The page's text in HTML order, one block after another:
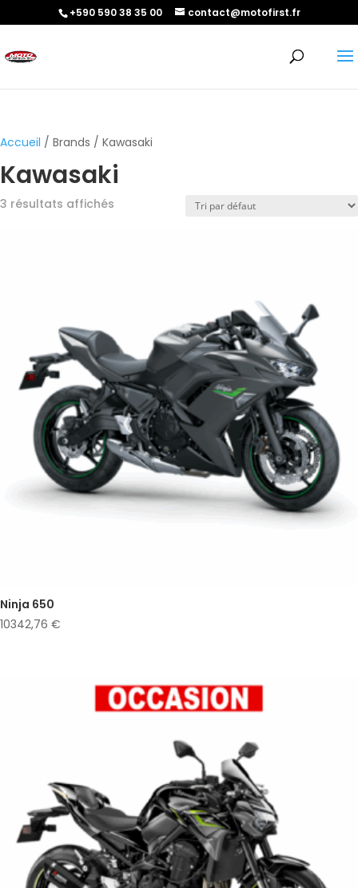
+590 590 38 35 00 contact@motofirst.fr
Accueil / Brands / Kawasaki
Kawasaki
3 résultats affichés
Ninja 650
10342,76 €